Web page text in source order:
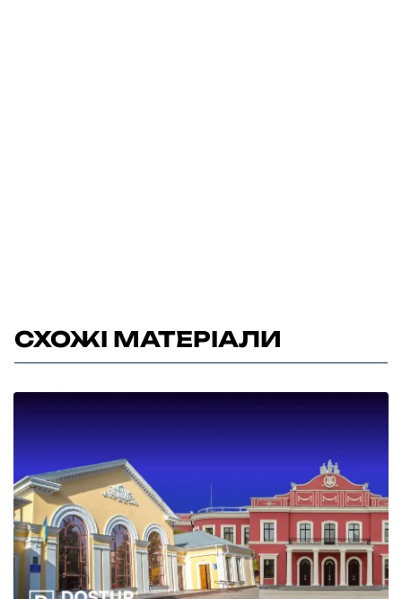
СХОЖІ МАТЕРІАЛИ